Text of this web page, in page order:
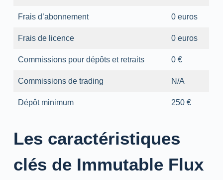
Frais d’abonnement 0 euros
Frais de licence 0 euros
Commissions pour dépôts et retraits 0 €
Commissions de trading N/A
Dépôt minimum 250 €
Les caractéristiques
clés de Immutable Flux